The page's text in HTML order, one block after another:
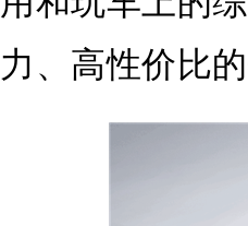
力、高性价比的